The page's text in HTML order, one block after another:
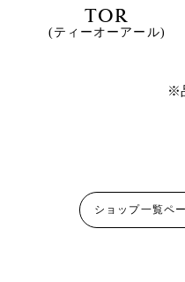
TOR
(ティーオーアール)
※
ショップ一覧ペ